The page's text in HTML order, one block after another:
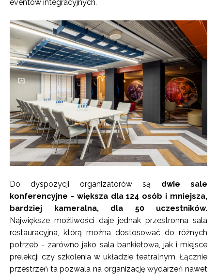
eventów integracyjnych.
Do dyspozycji organizatorów są dwie sale
konferencyjne - większa dla 124 osób i mniejsza,
bardziej kameralna, dla 50 uczestników.
Największe możliwości daje jednak przestronna sala
restauracyjna, którą można dostosować do różnych
potrzeb - zarówno jako sala bankietowa, jak i miejsce
prelekcji czy szkolenia w układzie teatralnym. Łącznie
przestrzeń ta pozwala na organizację wydarzeń nawet